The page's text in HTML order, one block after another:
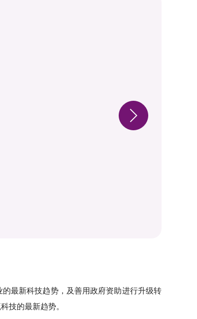
最新科技趋势，及善用政府资助进行升级转
技的最新趋势。